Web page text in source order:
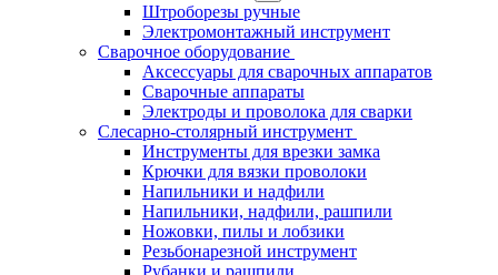
Штроборезы ручные
Электромонтажный инструмент
Сварочное оборудование
Аксессуары для сварочных аппаратов
Сварочные аппараты
Электроды и проволока для сварки
Слесарно-столярный инструмент
Инструменты для врезки замка
Крючки для вязки проволоки
Напильники и надфили
Напильники, надфили, рашпили
Ножовки, пилы и лобзики
Резьбонарезной инструмент
Рубанки и рашпили